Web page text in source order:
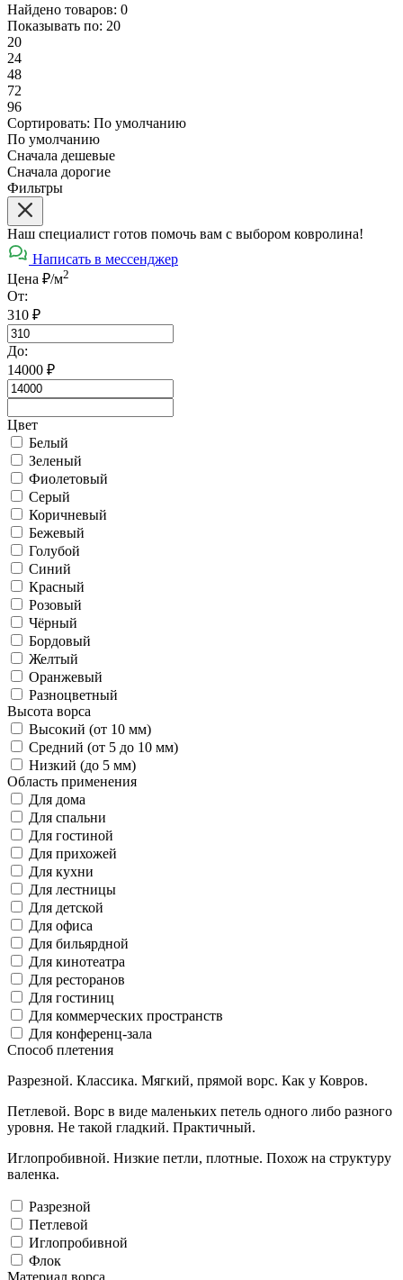
Найдено товаров: 0
Показывать по: 20
20
24
48
72
96
Сортировать: По умолчанию
По умолчанию
Сначала дешевые
Сначала дорогие
Фильтры
Наш специалист готов помочь вам с выбором ковролина!
Написать в мессенджер
Цена ₽/м2
От:
310 ₽
До:
14000 ₽
Цвет
Белый
Зеленый
Фиолетовый
Серый
Коричневый
Бежевый
Голубой
Синий
Красный
Розовый
Чёрный
Бордовый
Желтый
Оранжевый
Разноцветный
Высота ворса
Высокий (от 10 мм)
Средний (от 5 до 10 мм)
Низкий (до 5 мм)
Область применения
Для дома
Для спальни
Для гостиной
Для прихожей
Для кухни
Для лестницы
Для детской
Для офиса
Для бильярдной
Для кинотеатра
Для ресторанов
Для гостиниц
Для коммерческих пространств
Для конференц-зала
Способ плетения
Разрезной. Классика. Мягкий, прямой ворс. Как у Ковров.
Петлевой. Ворс в виде маленьких петель одного либо разного
уровня. Не такой гладкий. Практичный.
Иглопробивной. Низкие петли, плотные. Похож на структуру
валенка.
Разрезной
Петлевой
Иглопробивной
Флок
Материал ворса